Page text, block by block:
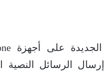
الرسائل النصية